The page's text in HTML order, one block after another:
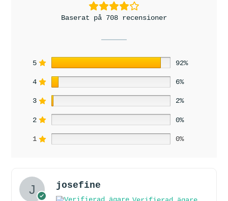
Baserat på 708 recensioner
5 92%
4 6%
3 2%
2 0%
1 0%
josefine